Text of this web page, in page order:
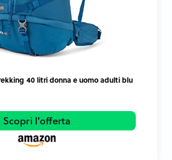
40 litri donna e uomo adulti blu
Scopri l'offerta